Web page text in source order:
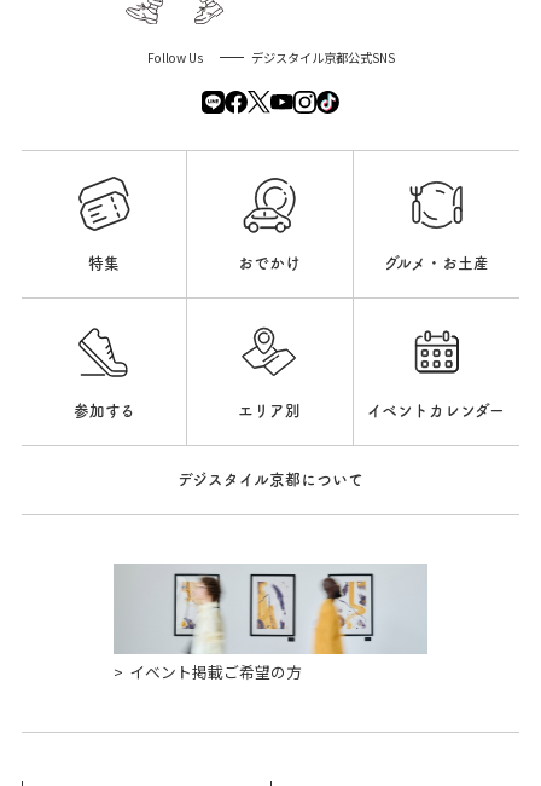
Follow Us デジスタイル京都公式SNS
特集 おでかけ グルメ・お土産
参加する エリア別 イベントカレンダー
デジスタイル京都について
イベント掲載ご希望の方